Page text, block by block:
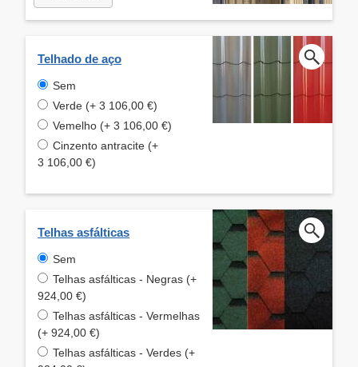
Telhado de aço
Sem
Verde (+ 3 106,00 €)
Vemelho (+ 3 106,00 €)
Cinzento antracite (+
3 106,00 €)
Telhas asfálticas
Sem
Telhas asfálticas - Negras (+
924,00 €)
Telhas asfálticas - Vermelhas
(+ 924,00 €)
Telhas asfálticas - Verdes (+